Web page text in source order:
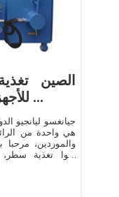
الصين
للأجهزة، والموردين، ومصنع ...
جيانغسو ليانجيو
هي واحدة من
والموردين، مرحبا
أكوا تغذية سطر،